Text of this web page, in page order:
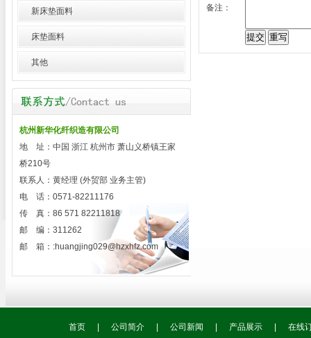
新床垫面料
床垫面料
其他
杭州新华化纤织造有限公司
地 址：中国 浙江 杭州市 萧山义桥镇王家
桥210号
联系人：黄经理 (外贸部 业务主管)
电 话：0571-82211176
传 真：86 571 82211818
邮 编：311262
邮 箱：:huangjing029@hzxhfz.com
备注：
首页 公司简介 公司新闻 产品展示
在线